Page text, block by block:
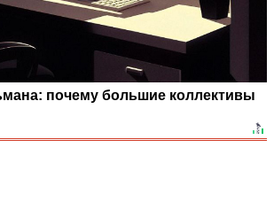
почему большие коллективы